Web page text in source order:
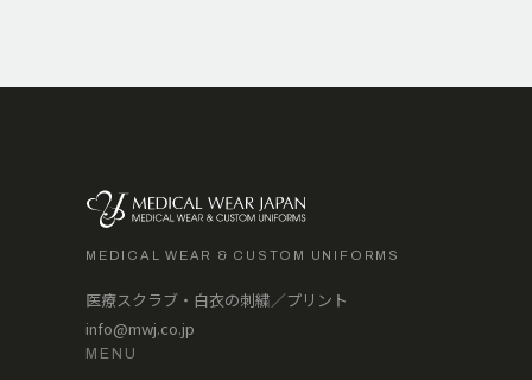
MEDICAL WEAR & CUSTOM UNIFORMS
医療スクラブ・白衣の刺繍／プリント
info@mwj.co.jp
MENU